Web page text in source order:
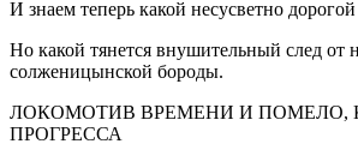
И знаем теперь какой несусветно
Но какой тянется внушительный след от
солженицынской бороды.
ЛОКОМОТИВ ВРЕМЕНИ И ПОМЕЛО,
ПРОГРЕССА